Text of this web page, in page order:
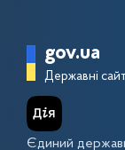
gov.ua
Державні
Єдиний